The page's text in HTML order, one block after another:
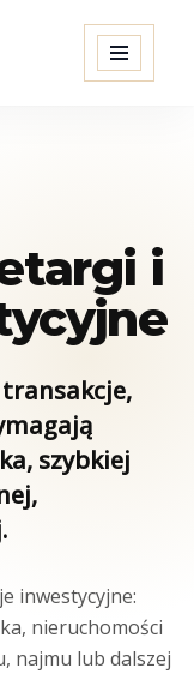
i
szybkiej
inwestycyjne:
nieruchomości
najmu lub dalszej